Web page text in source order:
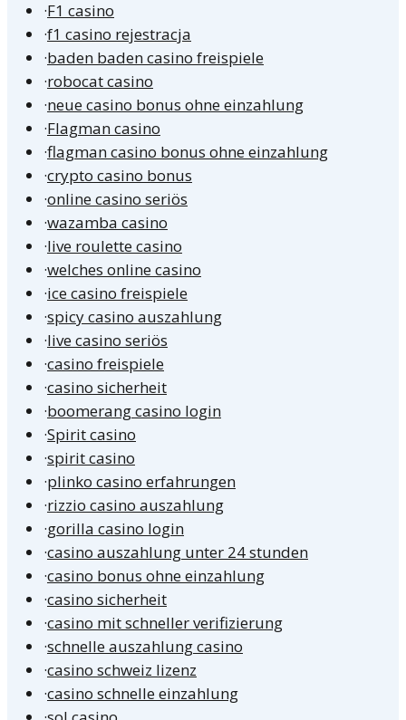
·F1 casino
·f1 casino rejestracja
·baden baden casino freispiele
·robocat casino
·neue casino bonus ohne einzahlung
·Flagman casino
·flagman casino bonus ohne einzahlung
·crypto casino bonus
·online casino seriös
·wazamba casino
·live roulette casino
·welches online casino
·ice casino freispiele
·spicy casino auszahlung
·live casino seriös
·casino freispiele
·casino sicherheit
·boomerang casino login
·Spirit casino
·spirit casino
·plinko casino erfahrungen
·rizzio casino auszahlung
·gorilla casino login
·casino auszahlung unter 24 stunden
·casino bonus ohne einzahlung
·casino sicherheit
·casino mit schneller verifizierung
·schnelle auszahlung casino
·casino schweiz lizenz
·casino schnelle einzahlung